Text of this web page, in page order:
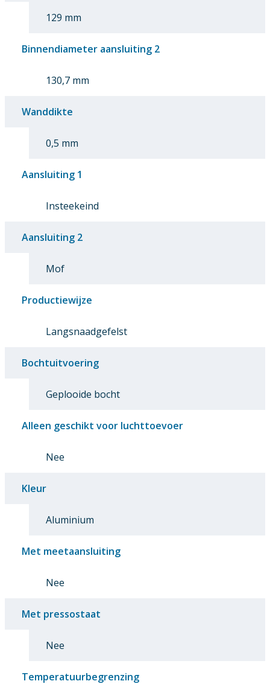
129 mm
Binnendiameter aansluiting 2
130,7 mm
Wanddikte
0,5 mm
Aansluiting 1
Insteekeind
Aansluiting 2
Mof
Productiewijze
Langsnaadgefelst
Bochtuitvoering
Geplooide bocht
Alleen geschikt voor luchttoevoer
Nee
Kleur
Aluminium
Met meetaansluiting
Nee
Met pressostaat
Nee
Temperatuurbegrenzing